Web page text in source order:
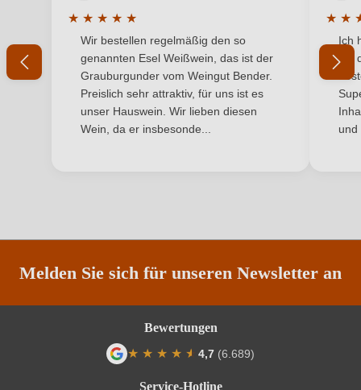
Hersteller Holzmann
Weingut Nina Holzmann, Obere Hauptstraße 5,
2222 Bad Pirawarth, Österreich
Passt zu Asiatisch, Dessert, Fisch
Qualität Qualitätswein
Ihr Passwort
Ich habe mein Passwort vergessen
★ ★ ★ ★ ★
Durchschnittliche Bewertung von 5 von 5 Sternen
Wir bestellen regelmäßig den so
genannten Esel Weißwein, das ist der
Grauburgunder vom Weingut Bender.
Preislich sehr attraktiv, für uns ist es
unser Hauswein. Wir lieben diesen
Wein, da er insbesonde...
★ ★
Ich
mit
und
Melden Sie sich für unseren Newsletter an
Service-Hotline
Bewertungen
★ ★ ★ ★ ★
★ 4,7 (6.689)